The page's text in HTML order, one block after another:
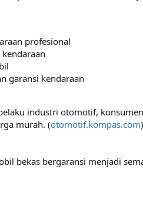
profesional
garansi kendaraan
industri otomotif,
murah. (otomotif.kompas.com)
bekas bergaransi menjadi